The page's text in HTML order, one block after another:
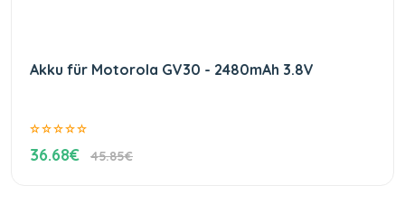
Akku für Motorola GV30 - 2480mAh 3.8V
36.68€ 45.85€